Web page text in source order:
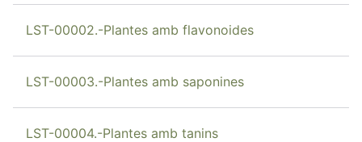
LST-00002.-Plantes amb flavonoides
LST-00003.-Plantes amb saponines
LST-00004.-Plantes amb tanins